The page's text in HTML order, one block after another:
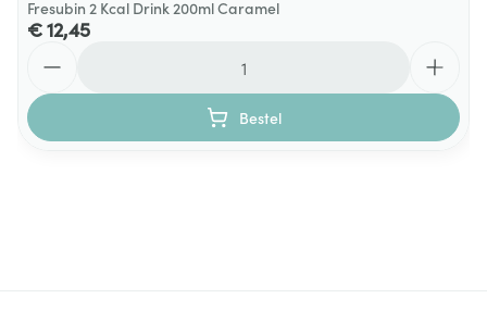
Fresubin 2 Kcal Drink 200ml Caramel
€ 12,45
Bestel